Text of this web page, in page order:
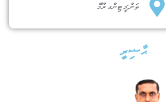
ތަން:މީޓިންގ ރޫމް
ޙާޟިރީ